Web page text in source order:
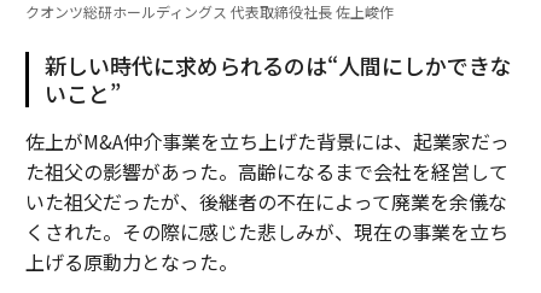
クオンツ総研ホールディングス 代表取締役社長 佐上峻作
新しい時代に求められるのは“人間にしかできな
いこと”
佐上がM&A仲介事業を立ち上げた背景には、起業家だっ
た祖父の影響があった。高齢になるまで会社を経営して
いた祖父だったが、後継者の不在によって廃業を余儀な
くされた。その際に感じた悲しみが、現在の事業を立ち
上げる原動力となった。